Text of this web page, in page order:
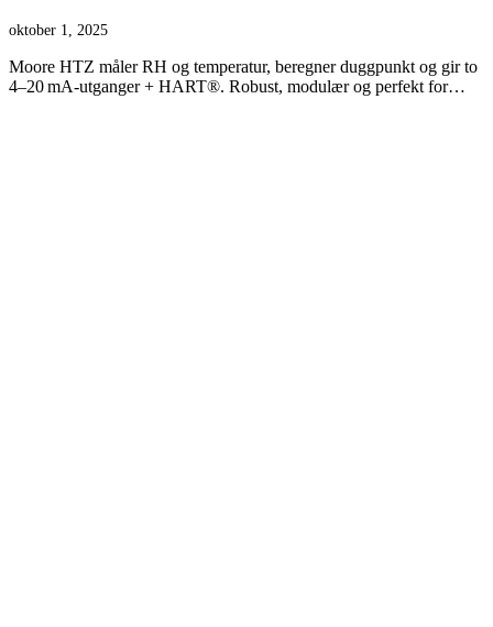
oktober 1, 2025
Moore HTZ måler RH og temperatur, beregner duggpunkt og gir to
4–20 mA-utganger + HART®. Robust, modulær og perfekt for…